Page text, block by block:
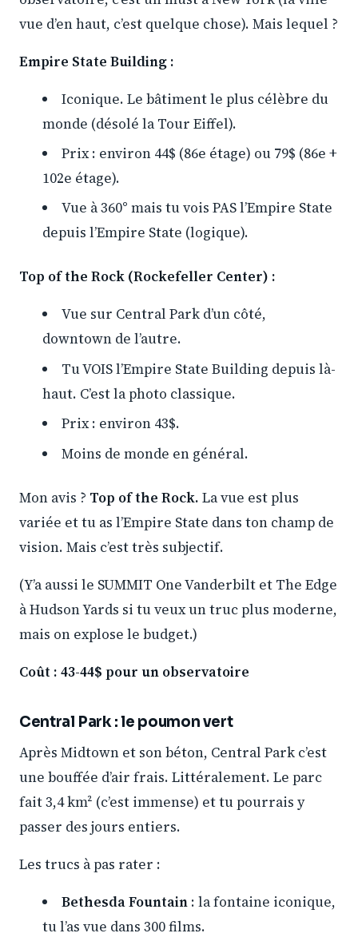
vue d’en haut, c’est quelque chose). Mais lequel ?
Empire State Building :
Iconique. Le bâtiment le plus célèbre du
monde (désolé la Tour Eiffel).
Prix : environ 44$ (86e étage) ou 79$ (86e +
102e étage).
Vue à 360° mais tu vois PAS l’Empire State
depuis l’Empire State (logique).
Top of the Rock (Rockefeller Center) :
Vue sur Central Park d’un côté,
downtown de l’autre.
Tu VOIS l’Empire State Building depuis là-
haut. C’est la photo classique.
Prix : environ 43$.
Moins de monde en général.
Mon avis ? Top of the Rock. La vue est plus
variée et tu as l’Empire State dans ton champ de
vision. Mais c’est très subjectif.
(Y’a aussi le SUMMIT One Vanderbilt et The Edge
à Hudson Yards si tu veux un truc plus moderne,
mais on explose le budget.)
Coût : 43-44$ pour un observatoire
Central Park : le poumon vert
Après Midtown et son béton, Central Park c’est
une bouffée d’air frais. Littéralement. Le parc
fait 3,4 km² (c’est immense) et tu pourrais y
passer des jours entiers.
Les trucs à pas rater :
Bethesda Fountain : la fontaine iconique,
tu l’as vue dans 300 films.